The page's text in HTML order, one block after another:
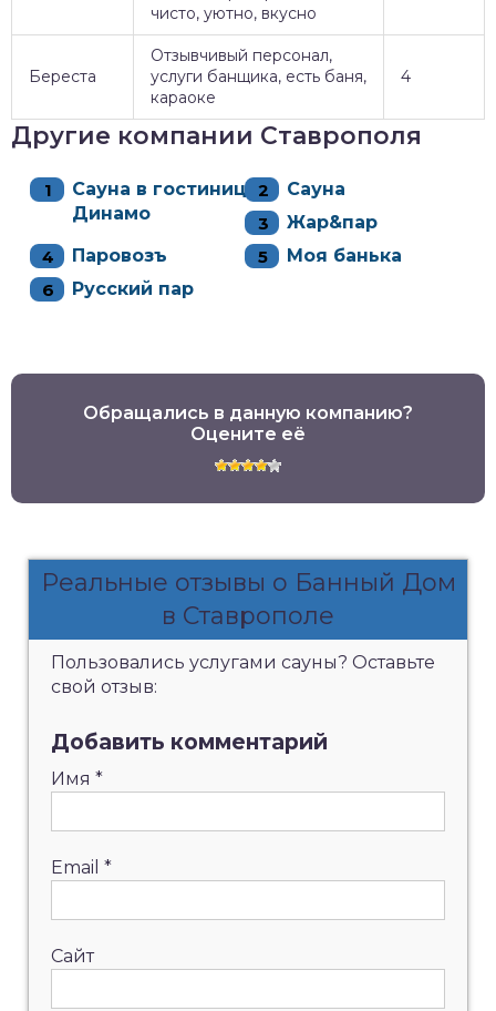
чисто, уютно, вкусно
Береста
Отзывчивый персонал,
услуги банщика, есть баня,
караоке
4
Другие компании Ставрополя
Сауна в гостинице
Динамо
Сауна
Жар&пар
Паровозъ
Моя банька
Русский пар
Обращались в данную компанию?
Оцените её
Реальные отзывы о Банный Дом
в Ставрополе
Пользовались услугами сауны? Оставьте
свой отзыв:
Добавить комментарий
Имя *
Email *
Сайт